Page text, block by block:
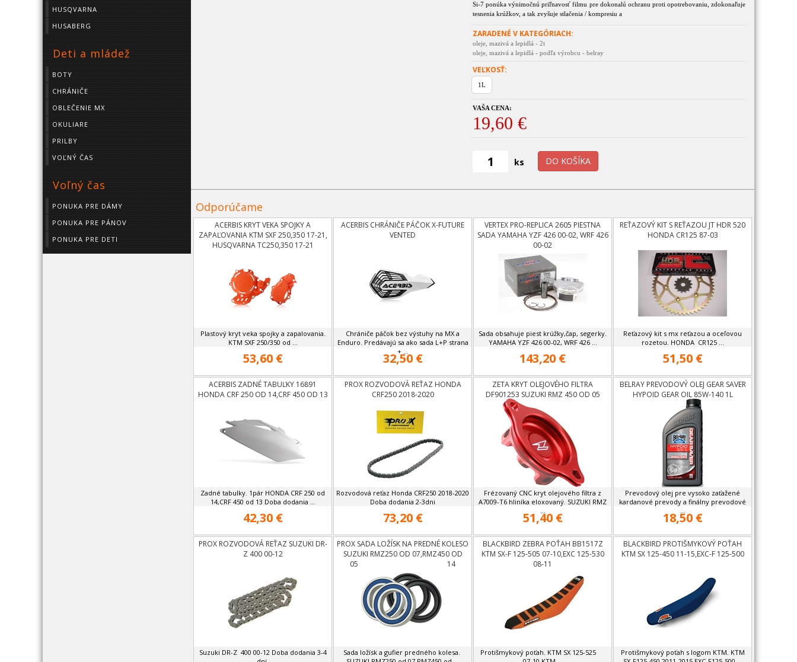
HUSQVARNA
HUSABERG
Deti a mládež
BOTY
CHRÁNIČE
OBLEČENIE MX
OKULIARE
PRILBY
VOĽNÝ ČAS
Voľný čas
PONUKA PRE DÁMY
PONUKA PRE PÁNOV
PONUKA PRE DETI
Si-7 ponúka výnimočnú priľnavosť filmu pre dokonalú ochranu proti opotrebovaniu, zdokonaľuje
tesnenia krúžkov, a tak zvyšuje stlačenia / kompresiu a
ZARADENÉ V KATEGÓRIACH:
oleje, mazivá a lepidlá - 2t
oleje, mazivá a lepidlá - podľa výrobcu - belray
VEĽKOSŤ:
1L
VAŠA CENA:
19,60 €
ks
Odporúčame
ACERBIS KRYT VEKA SPOJKY A
ZAPAĽOVANIA KTM SXF 250,350 17-21,
HUSQVARNA TC250,350 17-21
Plastový kryt veka spojky a zapalovania.
KTM SXF 250/350 od ...
53,60 €
ACERBIS CHRÁNIČE PÁČOK X-FUTURE
VENTED
Chrániče páčok bez výstuhy na MX a
Enduro. Predávajú sa ako sada L+P strana
+ ...
32,50 €
VERTEX PRO-REPLICA 2605 PIESTNA
SADA YAMAHA YZF 426 00-02, WRF 426
00-02
Sada obsahuje piest krúžky,čap, segerky.
YAMAHA YZF 426 00-02, WRF 426 ...
143,20 €
REŤAZOVÝ KIT S REŤAZOU JT HDR 520
HONDA CR125 87-03
Reťazový kit s mx reťazou a oceľovou
rozetou. HONDA CR125 ...
51,50 €
ACERBIS ZADNÉ TABUĽKY 16891
HONDA CRF 250 OD 14,CRF 450 OD 13
Zadné tabulky. 1pár HONDA CRF 250 od
14,CRF 450 od 13 Doba dodania ...
42,30 €
PROX ROZVODOVÁ REŤAZ HONDA
CRF250 2018-2020
Rozvodová reťaz Honda CRF250 2018-2020
Doba dodania 2-3dni
73,20 €
ZETA KRYT OLEJOVÉHO FILTRA
DF901253 SUZUKI RMZ 450 OD 05
Frézovaný CNC kryt olejového filtra z
A7009-T6 hliníka eloxovaný. SUZUKI RMZ
51,40 €
BELRAY PREVODOVÝ OLEJ GEAR SAVER
HYPOID GEAR OIL 85W-140 1L
Prevodový olej pre vysoko zaťažené
kardanové prevody a finálny prevodové
18,50 €
PROX ROZVODOVÁ REŤAZ SUZUKI DR-
Z 400 00-12
Suzuki DR-Z 400 00-12 Doba dodania 3-4
PROX SADA LOŽÍSK NA PREDNÉ KOLESO
SUZUKI RMZ250 OD 07,RMZ450 OD
05,YAMAHA YZF 250,450 OD 14
Sada ložísk a gufier predného kolesa.
BLACKBIRD ZEBRA POŤAH BB1517Z
KTM SX-F 125-505 07-10,EXC 125-530
08-11
Protišmykový poťah. KTM SX 125-525
BLACKBIRD PROTIŠMYKOVÝ POŤAH
KTM SX 125-450 11-15,EXC-F 125-500
Protišmykový poťah s logom KTM. KTM